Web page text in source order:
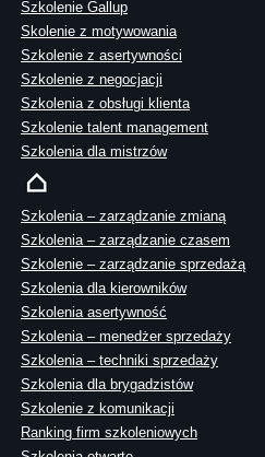
Szkolenie Gallup
Skolenie z motywowania
Szkolenie z asertywności
Szkolenie z negocjacji
Szkolenia z obsługi klienta
Szkolenie talent management
Szkolenia dla mistrzów
Szkolenia – zarządzanie zmianą
Szkolenia – zarządzanie czasem
Szkolenie – zarządzanie sprzedażą
Szkolenia dla kierowników
Szkolenia asertywność
Szkolenia – menedżer sprzedaży
Szkolenia – techniki sprzedaży
Szkolenia dla brygadzistów
Szkolenie z komunikacji
Ranking firm szkoleniowych